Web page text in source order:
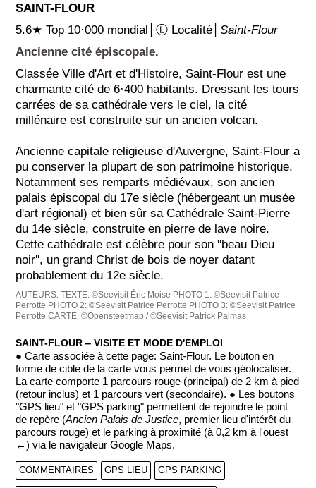
SAINT-FLOUR
5.6★ Top 10·000 mondial│Ⓛ Localité│Saint-Flour
Ancienne cité épiscopale.
Classée Ville d'Art et d'Histoire, Saint-Flour est une
charmante cité de 6·400 habitants. Dressant les tours
carrées de sa cathédrale vers le ciel, la cité
millénaire est construite sur un ancien volcan.
Ancienne capitale religieuse d'Auvergne, Saint-Flour a
pu conserver la plupart de son patrimoine historique.
Notamment ses remparts médiévaux, son ancien
palais épiscopal du 17e siècle (hébergeant un musée
d'art régional) et bien sûr sa Cathédrale Saint-Pierre
du 14e siècle, construite en pierre de lave noire.
Cette cathédrale est célèbre pour son ''beau Dieu
noir'', un grand Christ de bois de noyer datant
probablement du 12e siècle.
AUTEURS:TEXTE: ©Seevisit Éric Moise PHOTO 1: ©Seevisit Patrice
Perrotte PHOTO 2: ©Seevisit Patrice Perrotte PHOTO 3: ©Seevisit Patrice
Perrotte CARTE: ©Opensteetmap / ©Seevisit Patrick Palmas
SAINT-FLOUR ‒ VISITE ET MODE D'EMPLOI
● Carte associée à cette page: Saint-Flour. Le bouton en
forme de cible de la carte vous permet de vous géolocaliser.
La carte comporte 1 parcours rouge (principal) de 2 km à pied
(retour inclus) et 1 parcours vert (secondaire). ● Les boutons
"GPS lieu" et "GPS parking" permettent de rejoindre le point
de repère (Ancien Palais de Justice, premier lieu d'intérêt du
parcours rouge) et le parking à proximité (à 0,2 km à l'ouest
←) via le navigateur Google Maps.
COMMENTAIRES GPS LIEU GPS PARKING